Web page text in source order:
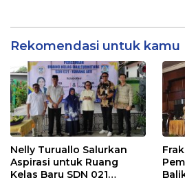
Rekomendasi untuk kamu
Nelly Turuallo Salurkan
Aspirasi untuk Ruang
Kelas Baru SDN 021